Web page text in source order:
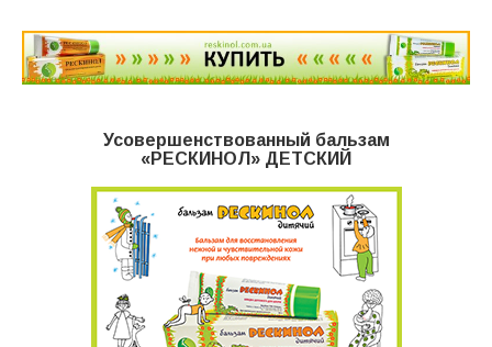
Усовершенствованный бальзам
«РЕСКИНОЛ» ДЕТСКИЙ